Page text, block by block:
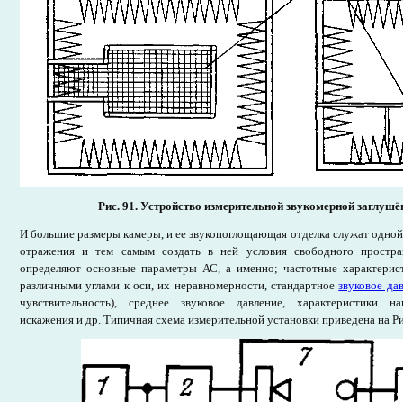
Рис. 91.Устройство измерительной звукомерной
И большие размеры камеры, и ее звукопоглощающая отделка служат
отражения и тем самым создать в ней условия свободного
определяют основные параметры АС, а именно; частотные
различными углами к оси, их неравномерности, стандартноезвуковое
чувствительность), среднее звуковое давление, характеристики
искажения и др. Типичная схема измерительной установки приведена на